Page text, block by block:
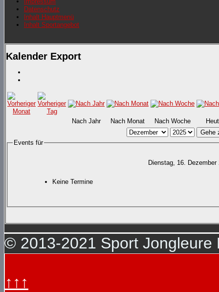
Datenschutz
Inhalt Hauptmenü
Inhalt Sportangebot
Kalender Export
Nach Jahr Nach Monat Nach Woche
Gehe
Events für
Dienstag, 16. Dezember
Keine Termine
© 2013-2021 Sport Jongleure
↑↑↑